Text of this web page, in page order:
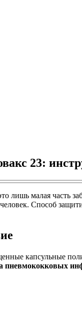
23:
малая часть
Способ
капсульные
пневмококковых